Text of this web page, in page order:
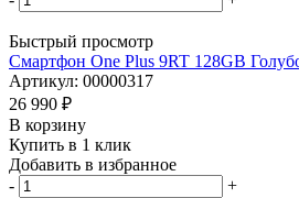
Быстрый просмотр
Смартфон One Plus 9RT 128GB
Артикул: 00000317
26 990 ₽
В корзину
Купить в 1 клик
Добавить в избранное
-
+